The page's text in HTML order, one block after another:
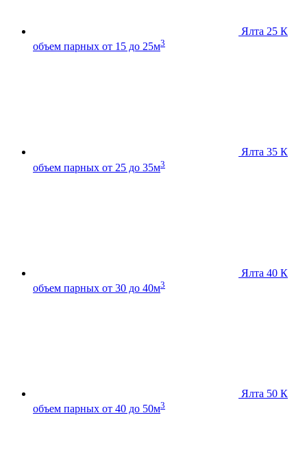
Ялта 25 К
объем парных от 15 до 25м3
Ялта 35 К
объем парных от 25 до 35м3
Ялта 40 К
объем парных от 30 до 40м3
Ялта 50 К
объем парных от 40 до 50м3